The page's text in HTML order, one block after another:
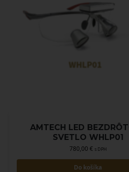
AMTECH LED
SVETLO WHLP01
780,00 € s DPH
Do košíka